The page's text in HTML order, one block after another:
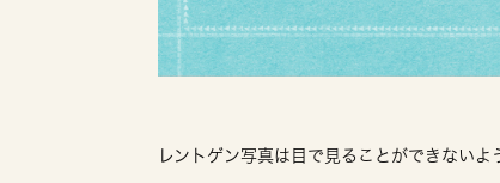
レントゲン写真は目で見ることができない